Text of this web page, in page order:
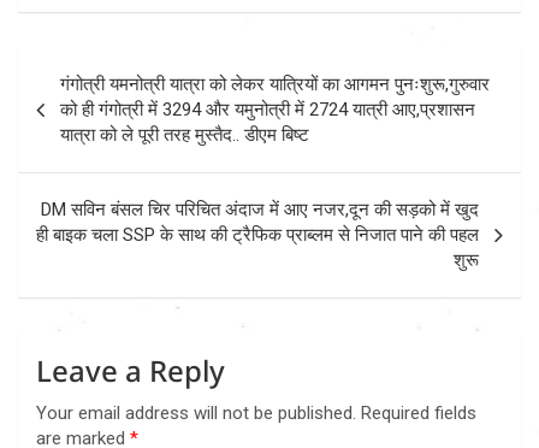
Post
navigation
गंगोत्री यमनोत्री यात्रा को लेकर यात्रियों का आगमन पुनःशुरू,गुरुवार
को ही गंगोत्री में 3294 और यमुनोत्री में 2724 यात्री आए,प्रशासन
यात्रा को ले पूरी तरह मुस्तैद.. डीएम बिष्ट
DM सविन बंसल चिर परिचित अंदाज में आए नजर,दून की सड़को में खुद
ही बाइक चला SSP के साथ की ट्रैफिक प्राब्लम से निजात पाने की पहल
शुरू
Leave a Reply
Your email address will not be published. Required fields
are marked *